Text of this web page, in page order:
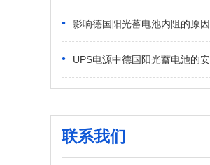
• 影响德国阳光蓄电池内阻的原因有哪些？集群电池内阻失衡深度溯源
• UPS电源中德国阳光蓄电池的安装方法 机房工程标准化施工方案
联系我们